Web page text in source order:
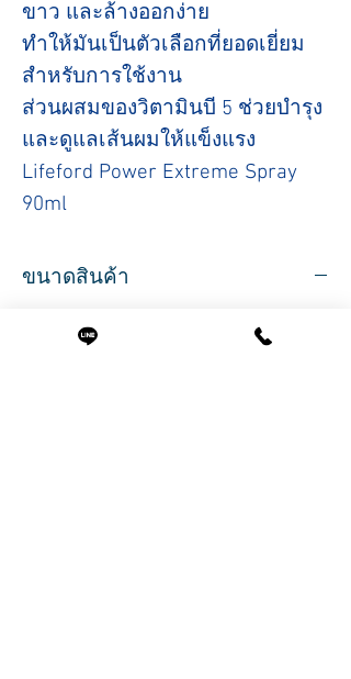
ขาว และล้างออกง่าย
ทำให้มันเป็นตัวเลือกที่ยอดเยี่ยม
สำหรับการใช้งาน
ส่วนผสมของวิตามินบี 5 ช่วยบำรุง
และดูแลเส้นผมให้แข็งแรง
Lifeford Power Extreme Spray
90ml
ขนาดสินค้า
มี 2 ขนาด
ปริมาตรสุทธิ 90 มล.